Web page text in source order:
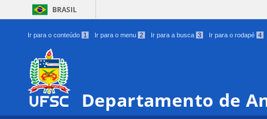
BRASIL
Ir para o conteúdo 1 Ir para o menu 2 Ir para a busca 3 Ir para o rodapé 4
Departamento de